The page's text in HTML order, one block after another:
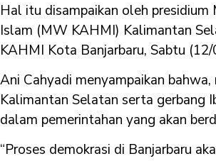
Hal itu disampaikan oleh
Islam (MW KAHMI) Kalimantan
KAHMI Kota Banjarbaru, Sabtu
Ani Cahyadi menyampaikan
Kalimantan Selatan serta gerbang
dalam pemerintahan yang akan
“Proses demokrasi di Banjarbaru